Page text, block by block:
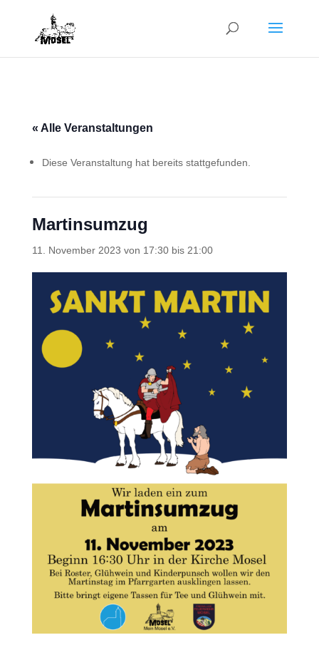
« Alle Veranstaltungen
Diese Veranstaltung hat bereits stattgefunden.
Martinsumzug
11. November 2023 von 17:30bis 21:00